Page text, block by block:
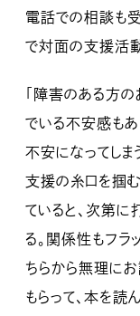
電話での相談も受
で対面の支援活
「障害のある方
でいる不安感もあ
不安になってし
支援の糸口を掴
ていると、次第
る。関係性もフラ
ちらから無理にお
もらって、本を読